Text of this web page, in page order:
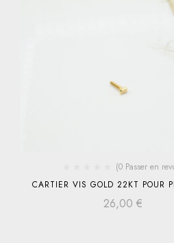
(0 Passer en
CARTIER VIS GOLD 22KT POUR
26,00 €